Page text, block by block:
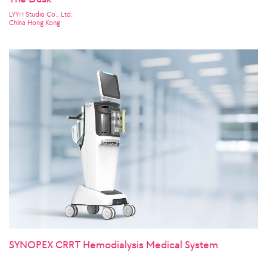
LYYH Studio Co., Ltd.
China Hong Kong
SYNOPEX CRRT Hemodialysis Medical System